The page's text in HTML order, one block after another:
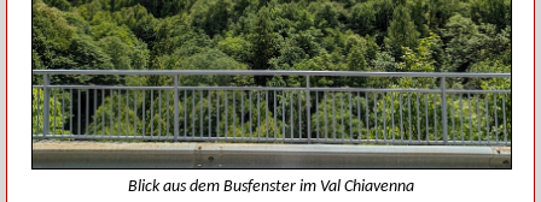
Blick aus dem Busfenster im Val Chiavenna